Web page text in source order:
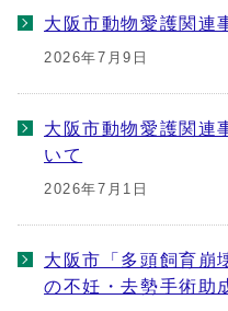
大阪市動物愛護関連
2026年7月9日
大阪市動物愛護関連
いて
2026年7月1日
大阪市「多頭飼育崩
の不妊・去勢手術助